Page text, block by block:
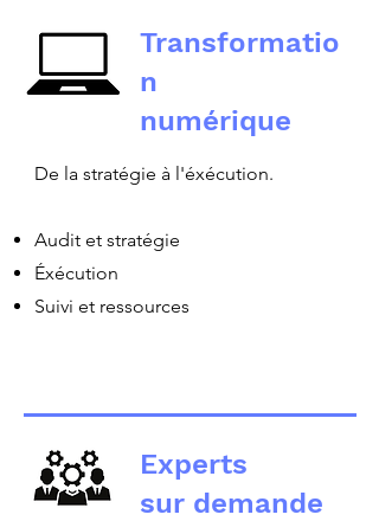
Transformatio
n
numérique
De la stratégie à l'éxécution.
Audit et stratégie
Éxécution
Suivi et ressources
Experts
sur demande